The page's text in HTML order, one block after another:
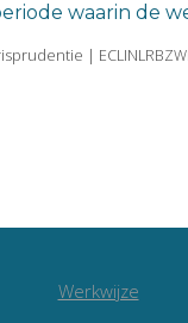
waarin de
|
Werkwijze